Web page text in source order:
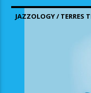
JAZZOLOGY / TERRES